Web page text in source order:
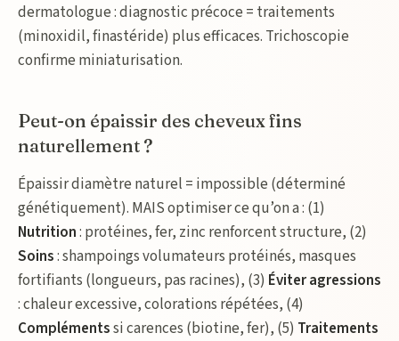
dermatologue : diagnostic précoce = traitements
(minoxidil, finastéride) plus efficaces. Trichoscopie
confirme miniaturisation.
Peut-on épaissir des cheveux fins
naturellement ?
Épaissir diamètre naturel = impossible (déterminé
génétiquement). MAIS optimiser ce qu’on a : (1)
Nutrition: protéines, fer, zinc renforcent structure, (2)
Soins: shampoings volumateurs protéinés, masques
fortifiants (longueurs, pas racines), (3) Éviter agressions
: chaleur excessive, colorations répétées, (4)
Complémentssi carences (biotine, fer), (5) Traitements